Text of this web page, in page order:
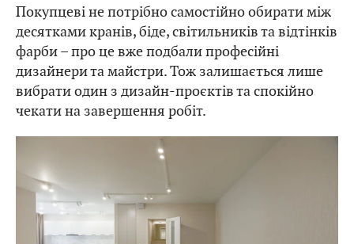
Покупцеві не потрібно самостійно обирати між
десятками кранів, біде, світильників та відтінків
фарби – про це вже подбали професійні
дизайнери та майстри. Тож залишається лише
вибрати один з дизайн-проєктів та спокійно
чекати на завершення робіт.